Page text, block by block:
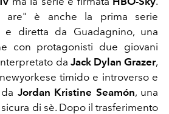
are" è anche la prima serie
e diretta da Guadagnino, una
con protagonisti due giovani
da Jack Dylan Grazer,
timido e introverso e
Jordan Kristine Seamón, una
di sè. Dopo il trasferimento